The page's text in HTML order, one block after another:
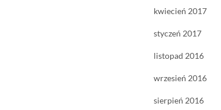
kwiecień 2017
styczeń 2017
listopad 2016
wrzesień 2016
sierpień 2016